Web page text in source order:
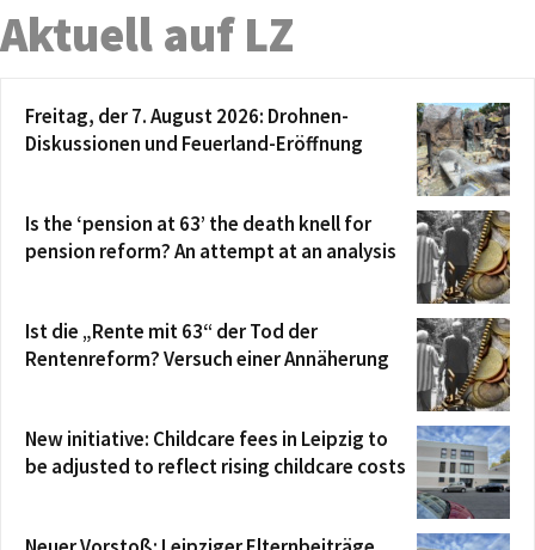
Aktuell auf LZ
Freitag, der 7. August 2026: Drohnen-
Diskussionen und Feuerland-Eröffnung
Is the ‘pension at 63’ the death knell for
pension reform? An attempt at an analysis
Ist die „Rente mit 63“ der Tod der
Rentenreform? Versuch einer Annäherung
New initiative: Childcare fees in Leipzig to
be adjusted to reflect rising childcare costs